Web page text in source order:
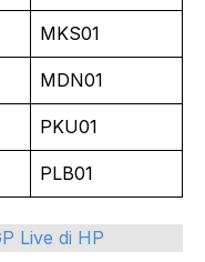
MKS01
MDN01
PKU01
PLB01
Live di HP